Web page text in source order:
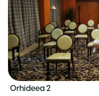
Orhideea 2